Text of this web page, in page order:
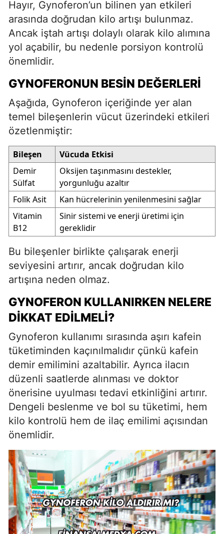
Hayır, Gynoferon’un bilinen yan etkileri
arasında doğrudan kilo artışı bulunmaz.
Ancak iştah artışı dolaylı olarak kilo alımına
yol açabilir, bu nedenle porsiyon kontrolü
önemlidir.
GYNOFERONUN BESIN DEĞERLERI
Aşağıda, Gynoferon içeriğinde yer alan
temel bileşenlerin vücut üzerindeki etkileri
özetlenmiştir:
Bileşen
Vücuda Etkisi
Demir
Sülfat
Oksijen taşınmasını destekler,
yorgunluğu azaltır
Folik Asit
Kan hücrelerinin yenilenmesini sağlar
Vitamin
B12
Sinir sistemi ve enerji üretimi için
gereklidir
Bu bileşenler birlikte çalışarak enerji
seviyesini artırır, ancak doğrudan kilo
artışına neden olmaz.
GYNOFERON KULLANIRKEN NELERE
DIKKAT EDILMELI?
Gynoferon kullanımı sırasında aşırı kafein
tüketiminden kaçınılmalıdır çünkü kafein
demir emilimini azaltabilir. Ayrıca ilacın
düzenli saatlerde alınması ve doktor
önerisine uyulması tedavi etkinliğini artırır.
Dengeli beslenme ve bol su tüketimi, hem
kilo kontrolü hem de ilaç emilimi açısından
önemlidir.